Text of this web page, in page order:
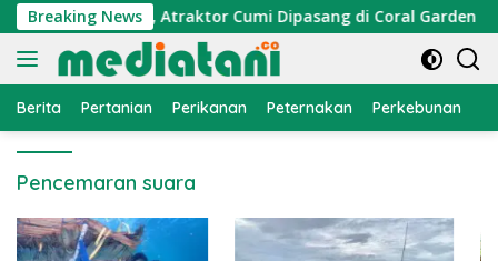
Langsung
ke
konten
Breaking News
Nelayan, Atraktor Cumi Dipasang di Coral Garden
Berita Pertanian Perikanan Peternakan Perkebunan
Pencemaran suara